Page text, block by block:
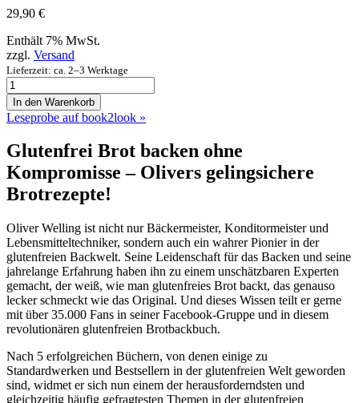
29,90 €
Enthält 7% MwSt.
zzgl. Versand
Lieferzeit: ca. 2–3 Werktage
Olivers
glutenfreie
Brotbackwelt
Menge
In den Warenkorb
Leseprobe auf book2look »
Glutenfrei Brot backen ohne
Kompromisse – Olivers gelingsichere
Brotrezepte!
Oliver Welling ist nicht nur Bäckermeister, Konditormeister und
Lebensmitteltechniker, sondern auch ein wahrer Pionier in der
glutenfreien Backwelt. Seine Leidenschaft für das Backen und seine
jahrelange Erfahrung haben ihn zu einem unschätzbaren Experten
gemacht, der weiß, wie man glutenfreies Brot backt, das genauso
lecker schmeckt wie das Original. Und dieses Wissen teilt er gerne
mit über 35.000 Fans in seiner Facebook-Gruppe und in diesem
revolutionären glutenfreien Brotbackbuch.
Nach 5 erfolgreichen Büchern, von denen einige zu
Standardwerken und Bestsellern in der glutenfreien Welt geworden
sind, widmet er sich nun einem der herausforderndsten und
gleichzeitig häufig gefragtesten Themen in der glutenfreien